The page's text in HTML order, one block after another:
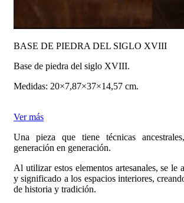
BASE DE PIEDRA DEL SIGLO XVIII
Base de piedra del siglo XVIII.
Medidas: 20×7,87×37×14,57 cm.
Ver más
Una pieza que tiene técnicas
generación en generación.
Al utilizar estos elementos artesanales, se le
y significado a los espacios interiores,
de historia y tradición.